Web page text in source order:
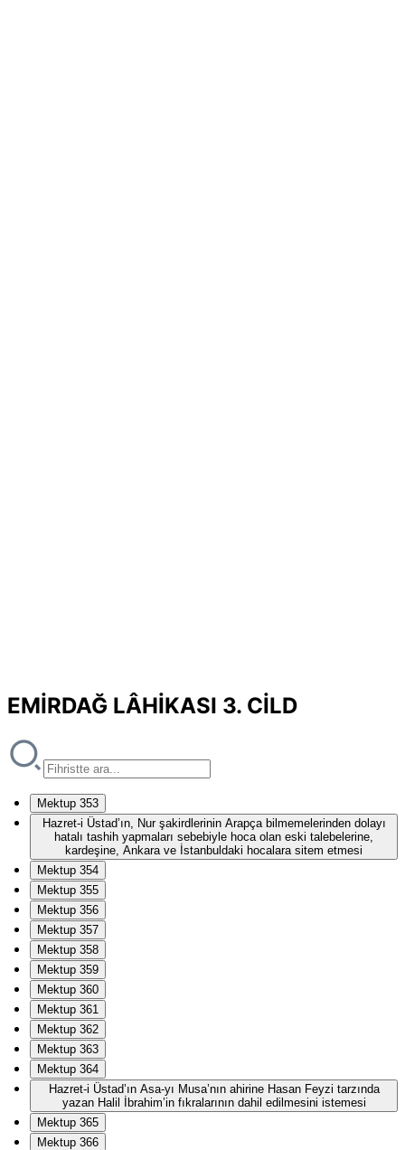
EMİRDAĞ LÂHİKASI 3. CİLD
Mektup 353
Hazret-i Üstad’ın, Nur şakirdlerinin Arapça bilmemelerinden dolayı
hatalı tashih yapmaları sebebiyle hoca olan eski talebelerine,
kardeşine, Ankara ve İstanbuldaki hocalara sitem etmesi
Mektup 354
Mektup 355
Mektup 356
Mektup 357
Mektup 358
Mektup 359
Mektup 360
Mektup 361
Mektup 362
Mektup 363
Mektup 364
Hazret-i Üstad’ın Asa-yı Musa’nın ahirine Hasan Feyzi tarzında
yazan Halil İbrahim’in fıkralarının dahil edilmesini istemesi
Mektup 365
Mektup 366